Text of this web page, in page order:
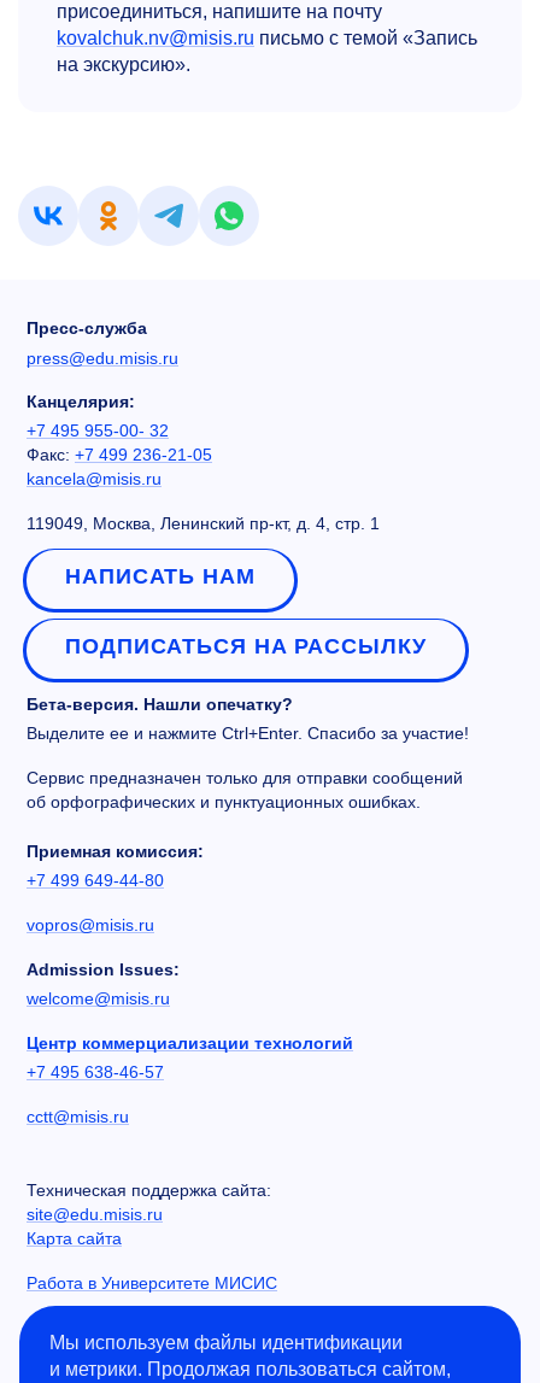
присоединиться, напишите на почту
kovalchuk.nv@misis.ru письмо с темой «Запись
на экскурсию».
Пресс-служба
press@edu.misis.ru
Канцелярия:
+7 495 955-00- 32
Факс: +7 499 236-21-05
kancela@misis.ru
119049, Москва, Ленинский пр-кт, д. 4, стр. 1
НАПИСАТЬ НАМ
ПОДПИСАТЬСЯ НА РАССЫЛКУ
Бета-версия. Нашли опечатку?
Выделите ее и нажмите Ctrl+Enter. Спасибо за участие!
Сервис предназначен только для отправки сообщений
об орфографических и пунктуационных ошибках.
Приемная комиссия:
+7 499 649-44-80
vopros@misis.ru
Admission Issues:
welcome@misis.ru
Центр коммерциализации технологий
+7 495 638-46-57
cctt@misis.ru
Техническая поддержка сайта:
site@edu.misis.ru
Карта сайта
Работа в Университете МИСИС
Информация о закупках
Мы используем файлы идентификации
и метрики. Продолжая пользоваться сайтом,